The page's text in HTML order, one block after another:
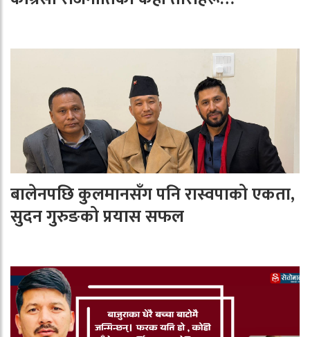
बालेनपछि कुलमानसँग पनि रास्वपाको एकता,
सुदन गुरुङको प्रयास सफल